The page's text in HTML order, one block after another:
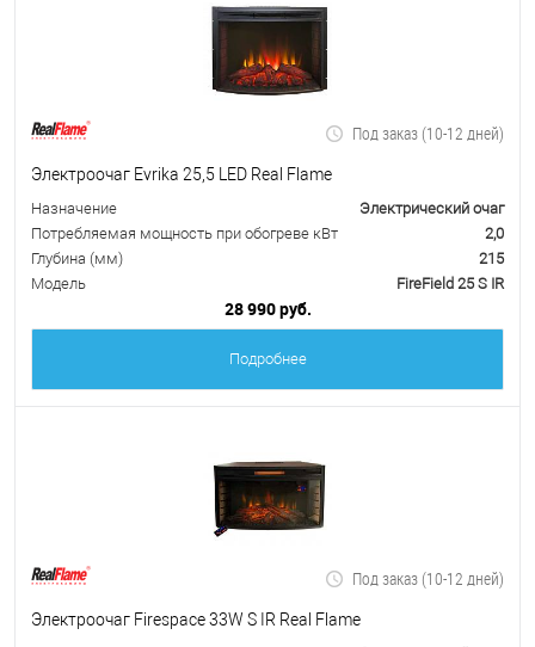
Под заказ (10-12 дней)
Электроочаг Evrika 25,5 LED Real Flame
Назначение
Электрический очаг
Потребляемая мощность при обогреве кВт
2,0
Глубина (мм)
215
Модель
FireField 25 S IR
28 990 руб.
Подробнее
Под заказ (10-12 дней)
Электроочаг Firespace 33W S IR Real Flame